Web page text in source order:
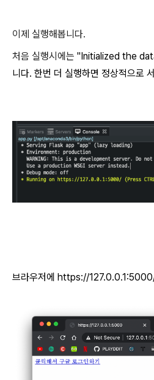
이제 실행해봅니다.
처음 실행시에는 "Initialized the
니다. 한번 더 실행하면 정상적으로
브라우저에 https://